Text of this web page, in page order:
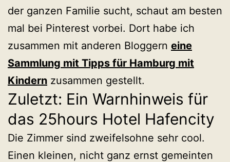
der ganzen Familie sucht, schaut am besten
mal bei Pinterest vorbei. Dort habe ich
zusammen mit anderen Bloggern eine
Sammlung mit Tipps für Hamburg mit
Kindern zusammen gestellt.
Zuletzt: Ein Warnhinweis für
das 25hours Hotel Hafencity
Die Zimmer sind zweifelsohne sehr cool.
Einen kleinen, nicht ganz ernst gemeinten